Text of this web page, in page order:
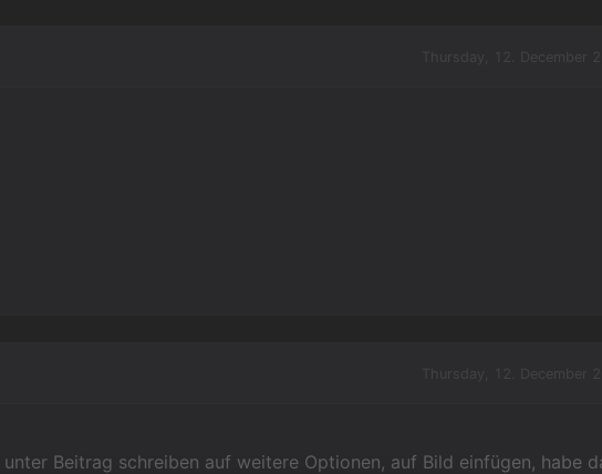
unter Beitrag schreiben auf weitere Optionen, auf Bild einfügen, habe